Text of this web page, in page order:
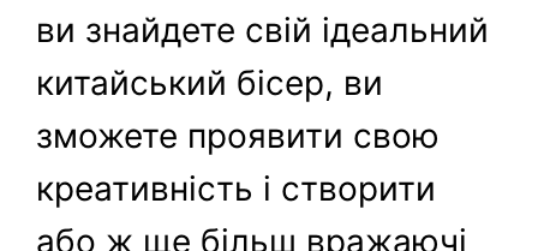
ви знайдете свій ідеальний
китайський бісер, ви
зможете проявити свою
креативність і створити
або ж ще більш вражаючі